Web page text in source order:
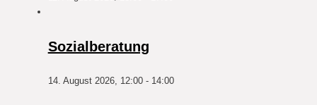
Sozialberatung
14. August 2026, 12:00- 14:00